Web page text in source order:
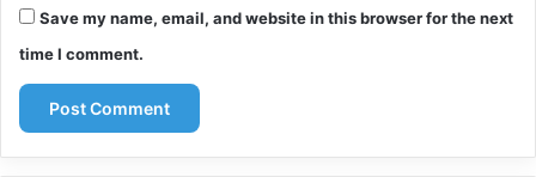
Save my name, email, and website in this browser for the next
time I comment.